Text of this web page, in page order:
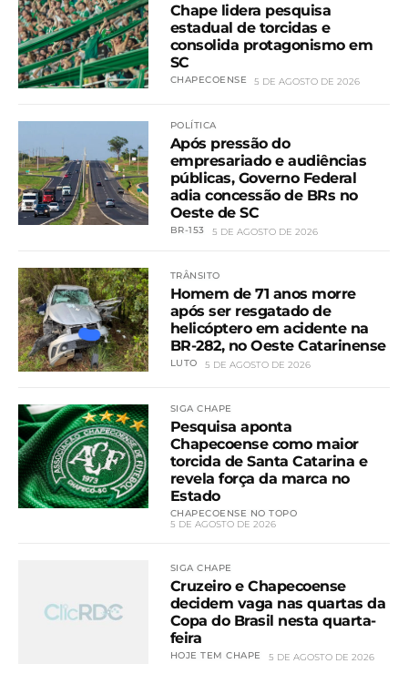
Chape lidera pesquisa
estadual de torcidas e
consolida protagonismo em
SC
CHAPECOENSE 5 DE AGOSTO DE 2026
POLÍTICA
Após pressão do
empresariado e audiências
públicas, Governo Federal
adia concessão de BRs no
Oeste de SC
BR-153 5 DE AGOSTO DE 2026
TRÂNSITO
Homem de 71 anos morre
após ser resgatado de
helicóptero em acidente na
BR-282, no Oeste Catarinense
LUTO 5 DE AGOSTO DE 2026
SIGA CHAPE
Pesquisa aponta
Chapecoense como maior
torcida de Santa Catarina e
revela força da marca no
Estado
CHAPECOENSE NO TOPO
5 DE AGOSTO DE 2026
SIGA CHAPE
Cruzeiro e Chapecoense
decidem vaga nas quartas da
Copa do Brasil nesta quarta-
feira
HOJE TEM CHAPE 5 DE AGOSTO DE 2026